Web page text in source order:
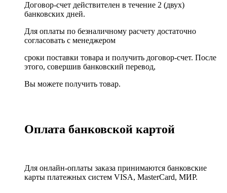
Договор-счет действителен в течение 2 (двух)
банковских дней.
Для оплаты по безналичному расчету достаточно
согласовать с менеджером
сроки поставки товара и получить договор-счет. После
этого, совершив банковский перевод,
Вы можете получить товар.
Оплата банковской картой
Для онлайн-оплаты заказа принимаются банковские
карты платежных систем VISA, MasterСard, МИР.